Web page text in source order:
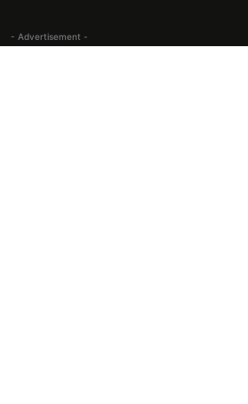
- Advertisement -